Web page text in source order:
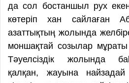
да сол бостаншыл рух
көтеріп хан сайлаған
азаттықтың жолында
моншақтай созылар мұраты
Тәуелсіздік жолында
қалқан, жауына